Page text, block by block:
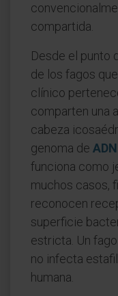
compartida.
Desde el punto
de los fagos
clínico
comparten una
cabeza
genoma de ADN
funciona como
muchos casos,
reconocen
superficie
estricta. Un
no infecta
humana.